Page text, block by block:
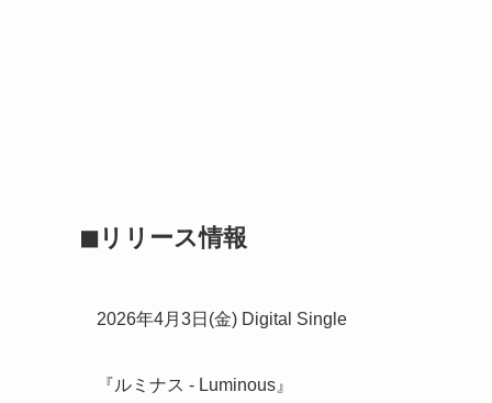
◼︎︎リリース情報
2026年4月3日(金) Digital Single
『ルミナス - Luminous』